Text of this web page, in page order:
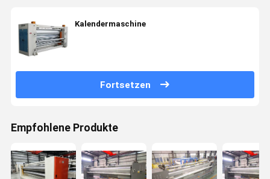
Kalendermaschine
Fortsetzen
Empfohlene Produkte